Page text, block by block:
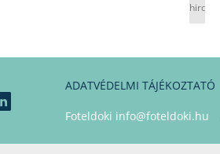
hirdetés
ADATVÉDELMI TÁJÉKOZTATÓ
Foteldoki info@foteldoki.hu